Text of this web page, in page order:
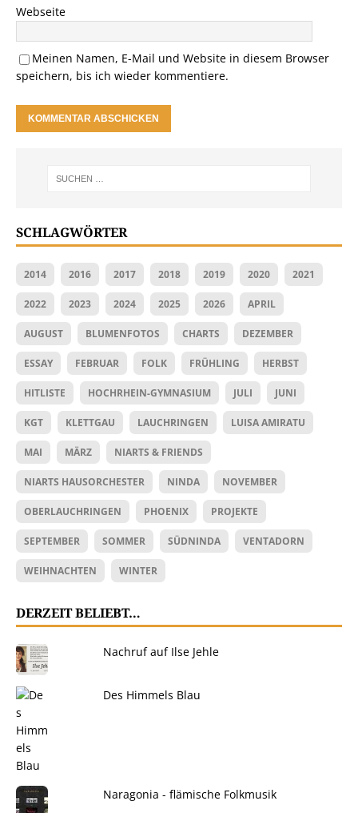
Webseite
Meinen Namen, E-Mail und Website in diesem Browser
speichern, bis ich wieder kommentiere.
SCHLAGWÖRTER
2014 2016 2017 2018 2019 2020 2021
2022 2023 2024 2025 2026 APRIL
AUGUST BLUMENFOTOS CHARTS DEZEMBER
ESSAY FEBRUAR FOLK FRÜHLING HERBST
HITLISTE HOCHRHEIN-GYMNASIUM JULI JUNI
KGT KLETTGAU LAUCHRINGEN LUISA AMIRATU
MAI MÄRZ NIARTS & FRIENDS
NIARTS HAUSORCHESTER NINDA NOVEMBER
OBERLAUCHRINGEN PHOENIX PROJEKTE
SEPTEMBER SOMMER SÜDNINDA VENTADORN
WEIHNACHTEN WINTER
DERZEIT BELIEBT…
Nachruf auf Ilse Jehle
Des Himmels Blau
Naragonia - flämische Folkmusik